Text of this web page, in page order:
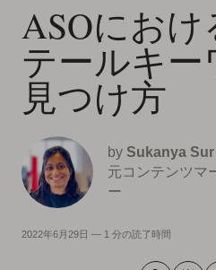
ASOにお
テールキー
見つけ方
by Sukanya Sur
元コンテンツマ
ー
2022年6月29日 — 1 分の読了時間